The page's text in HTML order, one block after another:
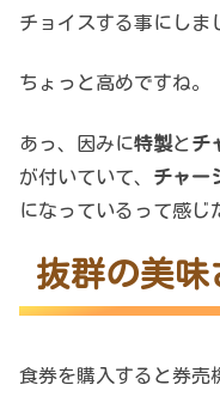
チョイスする事にしま
ちょっと高めですね。
あっ、因みに特製と チ
が付いていて、 チャー
になっているって感じ
抜群の美味
食券を購入すると券売